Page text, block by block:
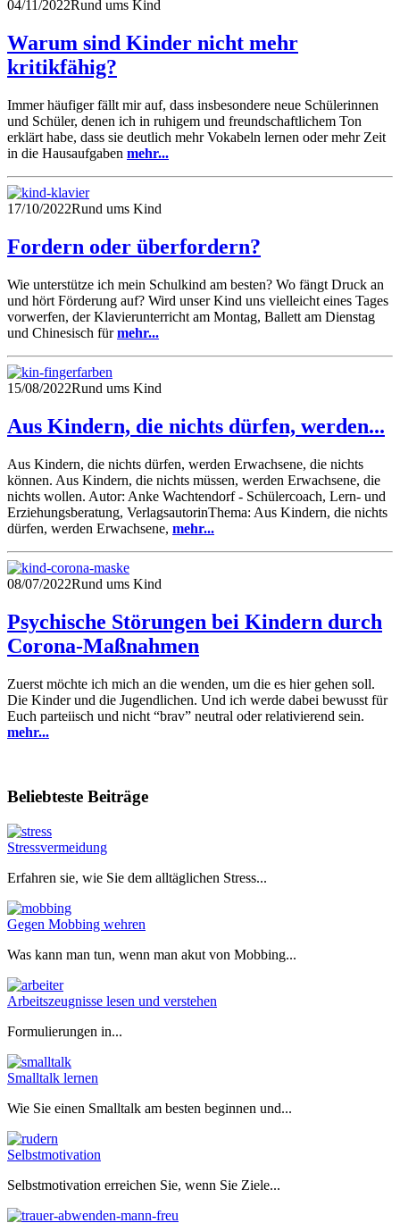
04/11/2022Rund ums Kind
Warum sind Kinder nicht mehr
kritikfähig?
Immer häufiger fällt mir auf, dass insbesondere neue Schülerinnen
und Schüler, denen ich in ruhigem und freundschaftlichem Ton
erklärt habe, dass sie deutlich mehr Vokabeln lernen oder mehr Zeit
in die Hausaufgaben mehr...
17/10/2022Rund ums Kind
Fordern oder überfordern?
Wie unterstütze ich mein Schulkind am besten? Wo fängt Druck an
und hört Förderung auf? Wird unser Kind uns vielleicht eines Tages
vorwerfen, der Klavierunterricht am Montag, Ballett am Dienstag
und Chinesisch fürmehr...
15/08/2022Rund ums Kind
Aus Kindern, die nichts dürfen, werden...
Aus Kindern, die nichts dürfen, werden Erwachsene, die nichts
können. Aus Kindern, die nichts müssen, werden Erwachsene, die
nichts wollen. Autor: Anke Wachtendorf - Schülercoach, Lern- und
Erziehungsberatung, VerlagsautorinThema: Aus Kindern, die nichts
dürfen, werden Erwachsene, mehr...
08/07/2022Rund ums Kind
Psychische Störungen bei Kindern durch
Corona-Maßnahmen
Zuerst möchte ich mich an die wenden, um die es hier gehen soll.
Die Kinder und die Jugendlichen. Und ich werde dabei bewusst für
Euch parteiisch und nicht “brav” neutral oder relativierend sein.
mehr...
Beliebteste Beiträge
Stressvermeidung
Erfahren sie, wie Sie dem alltäglichen Stress...
Gegen Mobbing wehren
Was kann man tun, wenn man akut von Mobbing...
Arbeitszeugnisse lesen und verstehen
Formulierungen in...
Smalltalk lernen
Wie Sie einen Smalltalk am besten beginnen und...
Selbstmotivation
Selbstmotivation erreichen Sie, wenn Sie Ziele...